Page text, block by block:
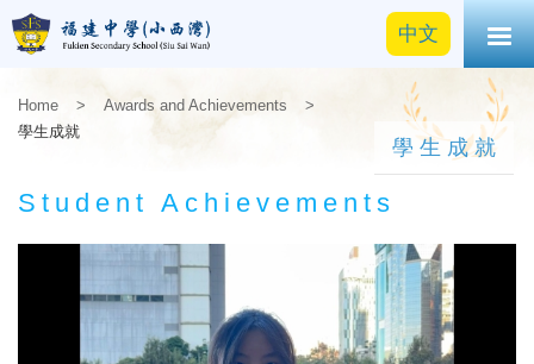
中文
Home > Awards and Achievements
>
學生成就
學生成就
Student Achievements